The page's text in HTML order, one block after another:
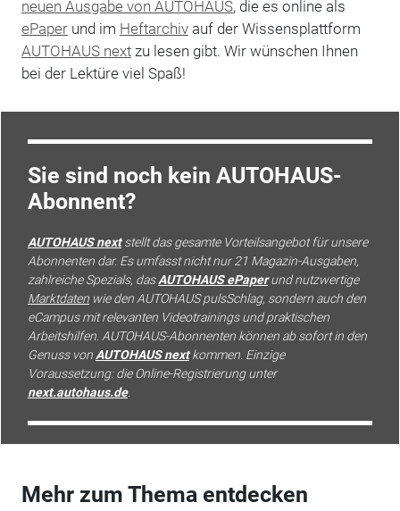
neuen Ausgabe von AUTOHAUS, die es online als
ePaperund im Heftarchivauf der Wissensplattform
AUTOHAUS nextzu lesen gibt. Wir wünschen Ihnen
bei der Lektüre viel Spaß!
Sie sind noch kein AUTOHAUS-
Abonnent?
AUTOHAUS next stellt das gesamte Vorteilsangebot für unsere
Abonnenten dar. Es umfasst nicht nur 21 Magazin-Ausgaben,
zahlreiche Spezials, dasAUTOHAUS ePaperund nutzwertige
Marktdatenwie den AUTOHAUS pulsSchlag, sondern auch den
eCampus mit relevanten Videotrainings und praktischen
Arbeitshilfen. AUTOHAUS-Abonnenten können ab sofort in den
Genuss von AUTOHAUS nextkommen. Einzige
Voraussetzung: die Online-Registrierung unter
next.autohaus.de.
Mehr zum Thema entdecken